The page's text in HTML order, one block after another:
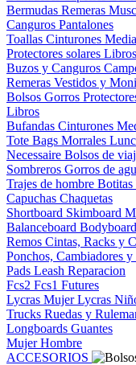
Bermudas Remeras
Canguros Pantalones
Toallas Cinturones
Protectores solares Libros
Buzos y Canguros
Remeras Vestidos y
Bolsos Gorros
Libros
Bufandas Cinturones
Tote Bags Morrales
Necessaire Bolsos de
Sombreros Gorros de
Trajes de hombre Botitas
Capuchas Chaquetas
Shortboard Skimboard
Balanceboard
Remos Cintas, Racks y
Ponchos, Cambiadores y
Pads Leash Reparacion
Fcs2 Fcs1 Futures
Lycras MujerLycras
Trucks Ruedas y
Longboards Guantes
MujerHombre
ACCESORIOS